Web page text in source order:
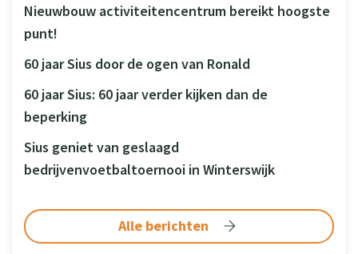
Nieuwbouw activiteitencentrum bereikt hoogste
punt!
60 jaar Sius door de ogen van Ronald
60 jaar Sius: 60 jaar verder kijken dan de
beperking
Sius geniet van geslaagd
bedrijvenvoetbaltoernooi in Winterswijk
Alle berichten